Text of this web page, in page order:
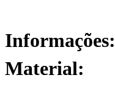
Informações:
Material: